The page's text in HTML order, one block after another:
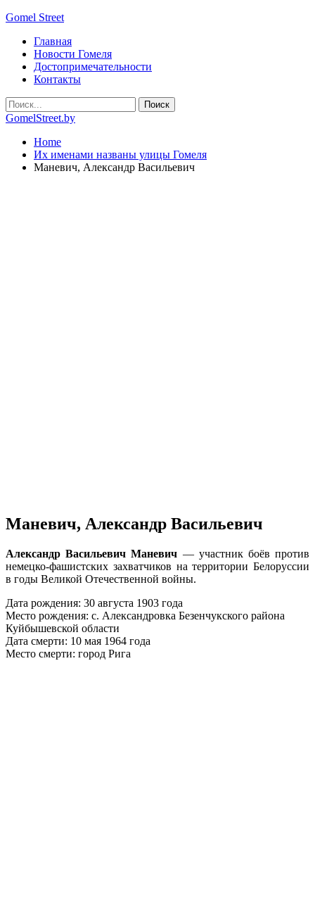
Gomel Street
Главная
Новости Гомеля
Достопримечательности
Контакты
GomelStreet.by
Home
Их именами названы улицы Гомеля
Маневич, Александр Васильевич
Маневич, Александр Васильевич
Александр Васильевич Маневич — участник боёв против
немецко-фашистских захватчиков на территории Белоруссии
в годы Великой Отечественной войны.
Дата рождения: 30 августа 1903 года
Место рождения: с. Александровка Безенчукского района
Куйбышевской области
Дата смерти: 10 мая 1964 года
Место смерти: город Рига